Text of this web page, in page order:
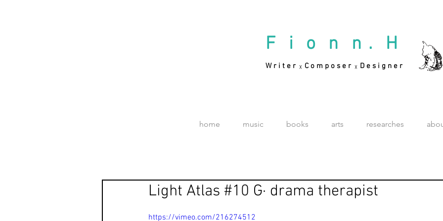
F i o n n . H
W r i t e r ╳ C o m p o s e r ╳ D e s i g n e r
home music books arts researches
Light Atlas #10 G· drama therapist
https://vimeo.com/216274512